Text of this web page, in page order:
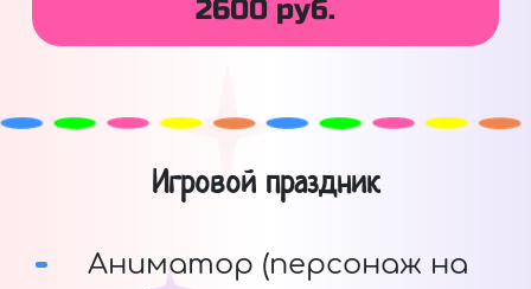
2600 руб.
Игровой праздник
Аниматор (персонаж на